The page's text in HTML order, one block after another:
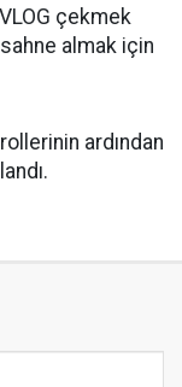
çekmek
almak için
ardından